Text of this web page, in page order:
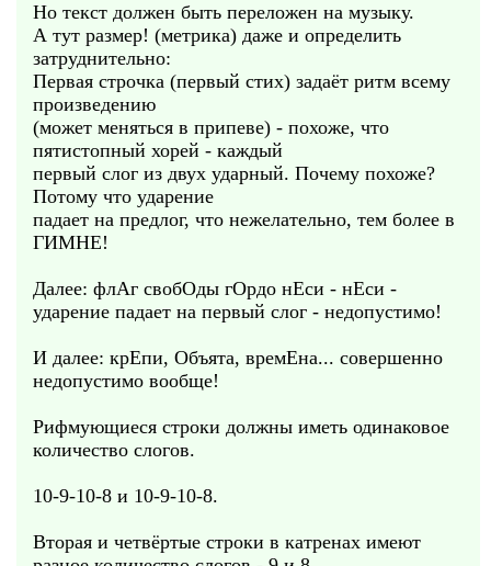
Но текст должен быть переложен на музыку.
А тут размер! (метрика) даже и определить
затруднительно:
Первая строчка (первый стих) задаёт ритм всему
произведению
(может меняться в припеве) - похоже, что
пятистопный хорей - каждый
первый слог из двух ударный. Почему похоже?
Потому что ударение
падает на предлог, что нежелательно, тем более в
ГИМНЕ!
Далее: флАг свобОды гОрдо нЕси - нЕси -
ударение падает на первый слог - недопустимо!
И далее: крЕпи, Объята, времЕна... совершенно
недопустимо вообще!
Рифмующиеся строки должны иметь одинаковое
количество слогов.
10-9-10-8 и 10-9-10-8.
Вторая и четвёртые строки в катренах имеют